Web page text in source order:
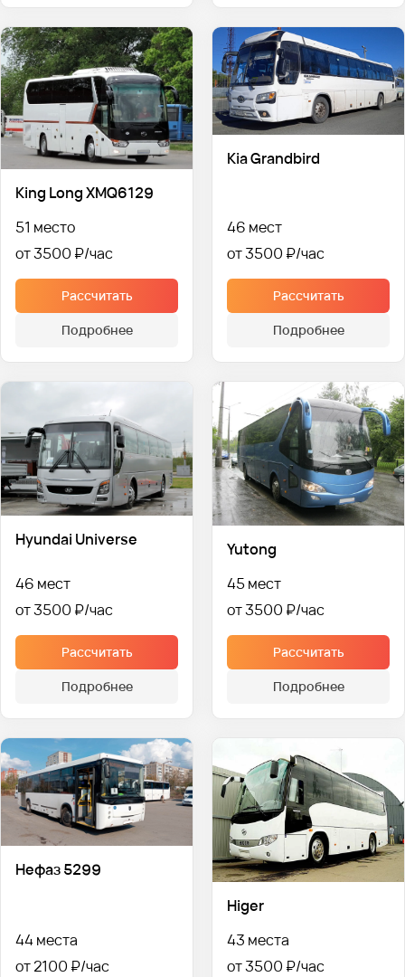
King Long XMQ6129
51 место
от 3500 ₽
Рассчитать
Подробнее
Kia Grandbird
46 мест
от 3500 ₽
Рассчитать
Подробнее
Hyundai Universe
46 мест
от 3500 ₽
Рассчитать
Подробнее
Yutong
45 мест
от 3500 ₽
Рассчитать
Подробнее
Нефаз 5299
44 места
от 2100 ₽
Higer
43 места
от 3500 ₽